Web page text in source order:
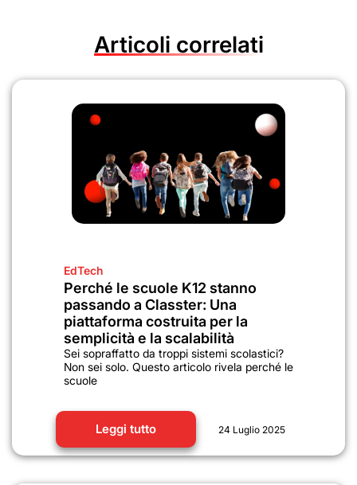
Articoli correlati
EdTech
Perché le scuole K12 stanno
passando a Classter: Una
piattaforma costruita per la
semplicità e la scalabilità
Sei sopraffatto da troppi sistemi scolastici?
Non sei solo. Questo articolo rivela perché le
scuole
Leggi tutto 24 Luglio 2025